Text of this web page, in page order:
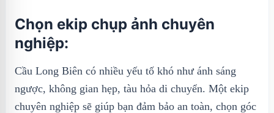
Chọn ekip chụp ảnh chuyên
nghiệp:
Cầu Long Biên có nhiều yếu tố khó như ánh sáng
ngược, không gian hẹp, tàu hỏa di chuyển. Một ekip
chuyên nghiệp sẽ giúp bạn đảm bảo an toàn, chọn góc